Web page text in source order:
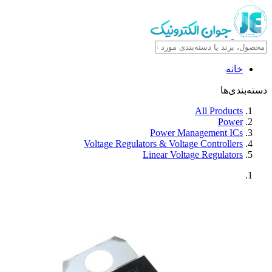
خانه
دسته‌بندی‌ها
All Products
Power
Power Management ICs
Voltage Regulators & Voltage Controllers
Linear Voltage Regulators